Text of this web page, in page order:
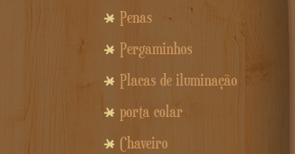
Penas
Pergaminhos
Placas de iluminação
porta colar
Chaveiro